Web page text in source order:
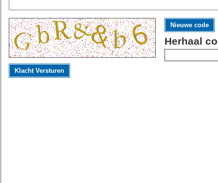
Nieuwe code
Herhaal
Klacht Versturen